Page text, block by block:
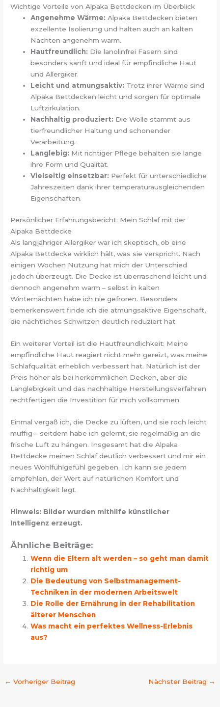
Wichtige Vorteile von Alpaka Bettdecken im Überblick
Angenehme Wärme: Alpaka Bettdecken bieten
exzellente Isolierung und halten auch an kalten
Nächten angenehm warm.
Hautfreundlich: Die lanolinfrei Fasern sind
besonders sanft und ideal für empfindliche Haut
und Allergiker.
Leicht und atmungsaktiv: Trotz ihrer Wärme sind
Alpaka Bettdecken leicht und sorgen für optimale
Luftzirkulation.
Nachhaltig produziert: Die Wolle stammt aus
tierfreundlicher Haltung und schonender
Verarbeitung.
Langlebig: Mit richtiger Pflege behalten sie lange
ihre Form und Qualität.
Vielseitig einsetzbar: Perfekt für unterschiedliche
Jahreszeiten dank ihrer temperaturausgleichenden
Eigenschaften.
Persönlicher Erfahrungsbericht: Mein Schlaf mit der
Alpaka Bettdecke
Als langjähriger Allergiker war ich skeptisch, ob eine
Alpaka Bettdecke wirklich hält, was sie verspricht. Nach
einigen Wochen Nutzung hat mich der Unterschied
jedoch überzeugt. Die Decke ist überraschend leicht und
dennoch angenehm warm – selbst in kalten
Winternächten habe ich nie gefroren. Besonders
bemerkenswert finde ich die atmungsaktive Eigenschaft,
die nächtliches Schwitzen deutlich reduziert hat.
Ein weiterer Vorteil ist die Hautfreundlichkeit: Meine
empfindliche Haut reagiert nicht mehr gereizt, was meine
Schlafqualität erheblich verbessert hat. Natürlich ist der
Preis höher als bei herkömmlichen Decken, aber die
Langlebigkeit und das nachhaltige Herstellungsverfahren
rechtfertigen die Investition für mich vollkommen.
Einmal vergaß ich, die Decke zu lüften, und sie roch leicht
muffig – seitdem habe ich gelernt, sie regelmäßig an die
frische Luft zu hängen. Insgesamt hat die Alpaka
Bettdecke meinen Schlaf deutlich verbessert und mir ein
neues Wohlfühlgefühl gegeben. Ich kann sie jedem
empfehlen, der Wert auf natürlichen Komfort und
Nachhaltigkeit legt.
Hinweis: Bilder wurden mithilfe künstlicher
Intelligenz erzeugt.
Ähnliche Beiträge:
Wenn die Eltern alt werden – so geht man damit
richtig um
Die Bedeutung von Selbstmanagement-
Techniken in der modernen Arbeitswelt
Die Rolle der Ernährung in der Rehabilitation
älterer Menschen
Was macht ein perfektes Wellness-Erlebnis
aus?
← Vorheriger Beitrag Nächster Beitrag →